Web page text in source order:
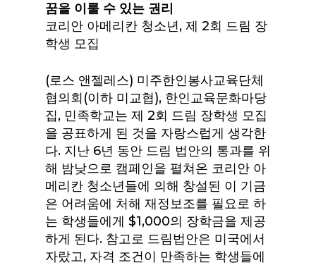
꿈을 이룰 수 있는 권리
코리안 아메리칸 청소년, 제 2회 드림 장
학생 모집
(로스 앤젤레스) 미주한인봉사교육단체
협의회(이하 미교협), 한인교육문화마당
집, 민족학교는 제 2회 드림 장학생 모집
을 공표하게 된 것을 자랑스럽게 생각한
다. 지난 6년 동안 드림 법안의 통과를 위
해 밤낮으로 캠페인을 펼쳐온 코리안 아
메리칸 청소년들에 의해 창설된 이 기금
은 어려움에 처해 재정보조를 필요로 하
는 학생들에게 $1,000의 장학금을 제공
하게 된다. 참고로 드림법안은 미국에서
자랐고, 자격 조건이 만족하는 학생들에